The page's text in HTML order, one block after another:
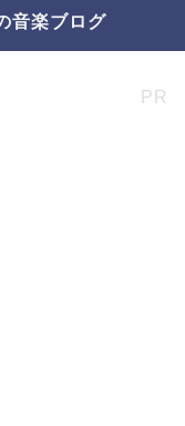
音楽ブログ
PR